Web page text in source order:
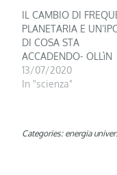
IL CAMBIO DI
PLANETARIA E
DI COSA STA
ACCADENDO- OLLìN
13/07/2020
In "scienza"
Categories: energia